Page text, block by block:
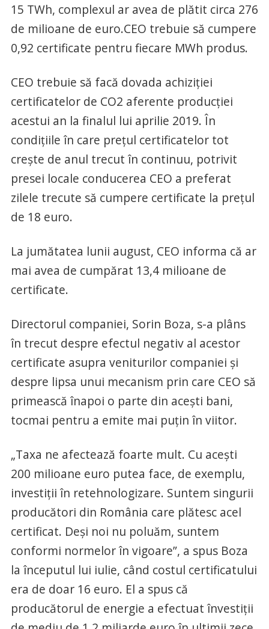
15 TWh, complexul ar avea de plătit circa 276
de milioane de euro.CEO trebuie să cumpere
0,92 certificate pentru fiecare MWh produs.
CEO trebuie să facă dovada achiziţiei
certificatelor de CO2 aferente producţiei
acestui an la finalul lui aprilie 2019. În
condiţiile în care preţul certificatelor tot
creşte de anul trecut în continuu, potrivit
presei locale conducerea CEO a preferat
zilele trecute să cumpere certificate la preţul
de 18 euro.
La jumătatea lunii august, CEO informa că ar
mai avea de cumpărat 13,4 milioane de
certificate.
Directorul companiei, Sorin Boza, s-a plâns
în trecut despre efectul negativ al acestor
certificate asupra veniturilor companiei şi
despre lipsa unui mecanism prin care CEO să
primească înapoi o parte din aceşti bani,
tocmai pentru a emite mai puţin în viitor.
„Taxa ne afectează foarte mult. Cu aceşti
200 milioane euro putea face, de exemplu,
investiţii în retehnologizare. Suntem singurii
producători din România care plătesc acel
certificat. Deşi noi nu poluăm, suntem
conformi normelor în vigoare”, a spus Boza
la începutul lui iulie, când costul certificatului
era de doar 16 euro. El a spus că
producătorul de energie a efectuat învestiţii